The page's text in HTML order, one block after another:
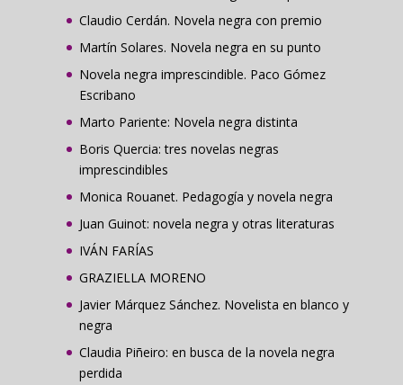
Claudio Cerdán. Novela negra con premio
Martín Solares. Novela negra en su punto
Novela negra imprescindible. Paco Gómez
Escribano
Marto Pariente: Novela negra distinta
Boris Quercia: tres novelas negras
imprescindibles
Monica Rouanet. Pedagogía y novela negra
Juan Guinot: novela negra y otras literaturas
IVÁN FARÍAS
GRAZIELLA MORENO
Javier Márquez Sánchez. Novelista en blanco y
negra
Claudia Piñeiro: en busca de la novela negra
perdida